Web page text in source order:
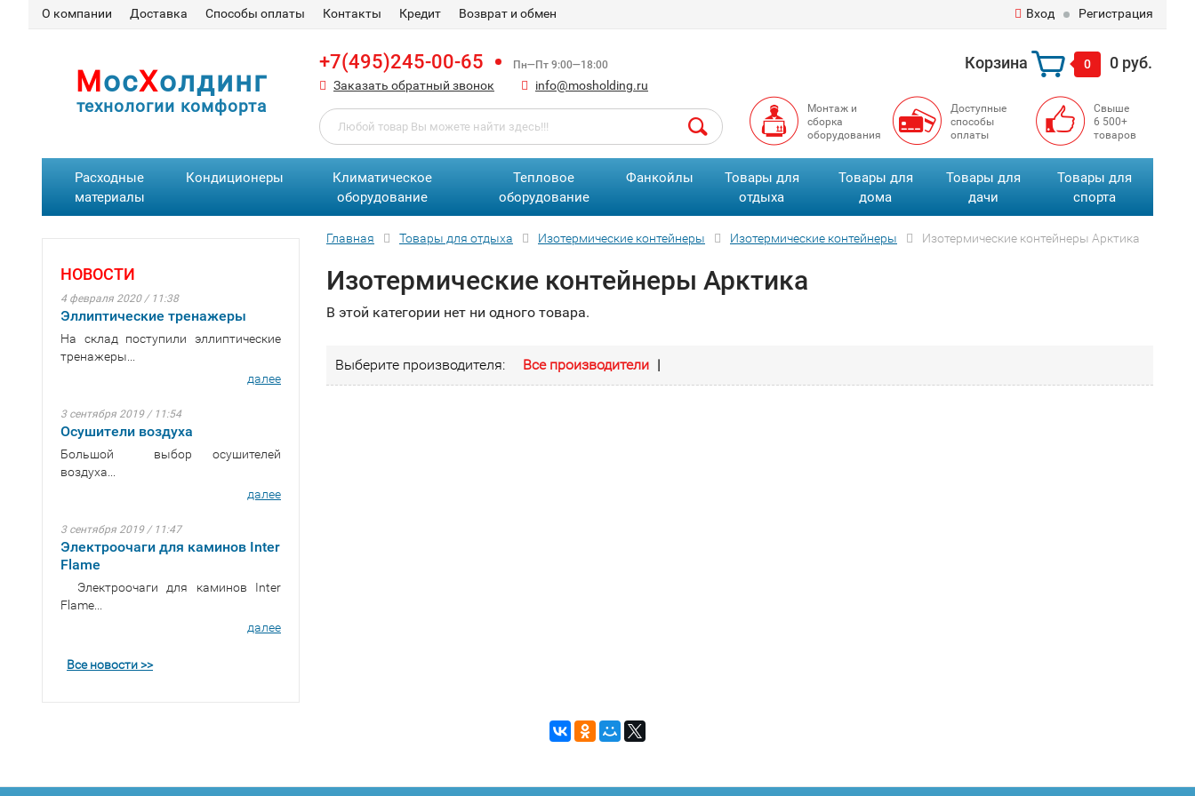
О компании Доставка Способы оплаты Контакты Кредит Возврат и обмен Вход Регистрация
МосХолдинг
технологии комфорта
+7(495)245-00-65 Пн—Пт 9:00—18:00
Заказать обратный звонок info@mosholding.ru
Корзина 0 0 руб.
Монтаж и
сборка
оборудования
Доступные
способы
оплаты
Свыше
6 500+
товаров
Расходные
материалы
Кондиционеры
Климатическое
оборудование
Тепловое
оборудование
Фанкойлы
Товары для
отдыха
Товары для
дома
Товары для
дачи
Товары для
спорта
НОВОСТИ
4 февраля 2020 / 11:38
Эллиптические тренажеры
На склад поступили эллиптические
тренажеры...
далее
3 сентября 2019 / 11:54
Осушители воздуха
Большой выбор осушителей
воздуха...
далее
3 сентября 2019 / 11:47
Электроочаги для каминов Inter
Flame
Электроочаги для каминов Inter
Flame...
далее
Все новости >>
Главная Товары для отдыха Изотермические контейнеры Изотермические контейнеры Изотермические контейнеры Арктика
Изотермические контейнеры Арктика
В этой категории нет ни одного товара.
Выберите производителя: Все производители |